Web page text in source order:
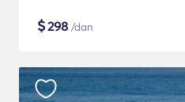
$298 /dan